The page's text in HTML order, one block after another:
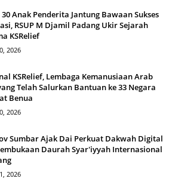
Anak Penderita Jantung Bawaan Sukses
RSUP M Djamil Padang Ukir Sejarah
KSRelief
2026
KSRelief, Lembaga Kemanusiaan Arab
Telah Salurkan Bantuan ke 33 Negara
Benua
2026
Sumbar Ajak Dai Perkuat Dakwah Digital
Daurah Syar'iyyah Internasional
2026